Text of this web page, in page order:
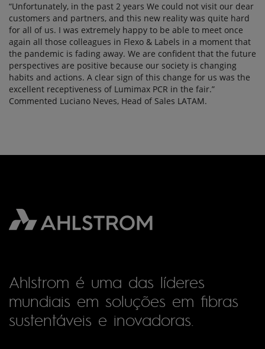
“Unfortunately, in the past 2 years We could not visit our dear
customers and partners, and this new reality was quite hard
for all of us. I was extremely happy to be able to meet once
again all those colleagues in Flexo & Labels in a moment that
the pandemic is fading away. We are confident that the future
perspectives are positive because our society is changing
habits and actions. A clear sign of this change for us was the
excellent receptiveness of Lumimax PCR in the fair.”
Commented Luciano Neves, Head of Sales LATAM.
Ahlstrom é uma das líderes
mundiais em soluções em fibras
sustentáveis e inovadoras.